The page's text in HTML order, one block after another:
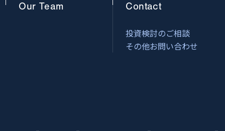
Our Team Contact
投資検討のご相談
その他お問い合わせ